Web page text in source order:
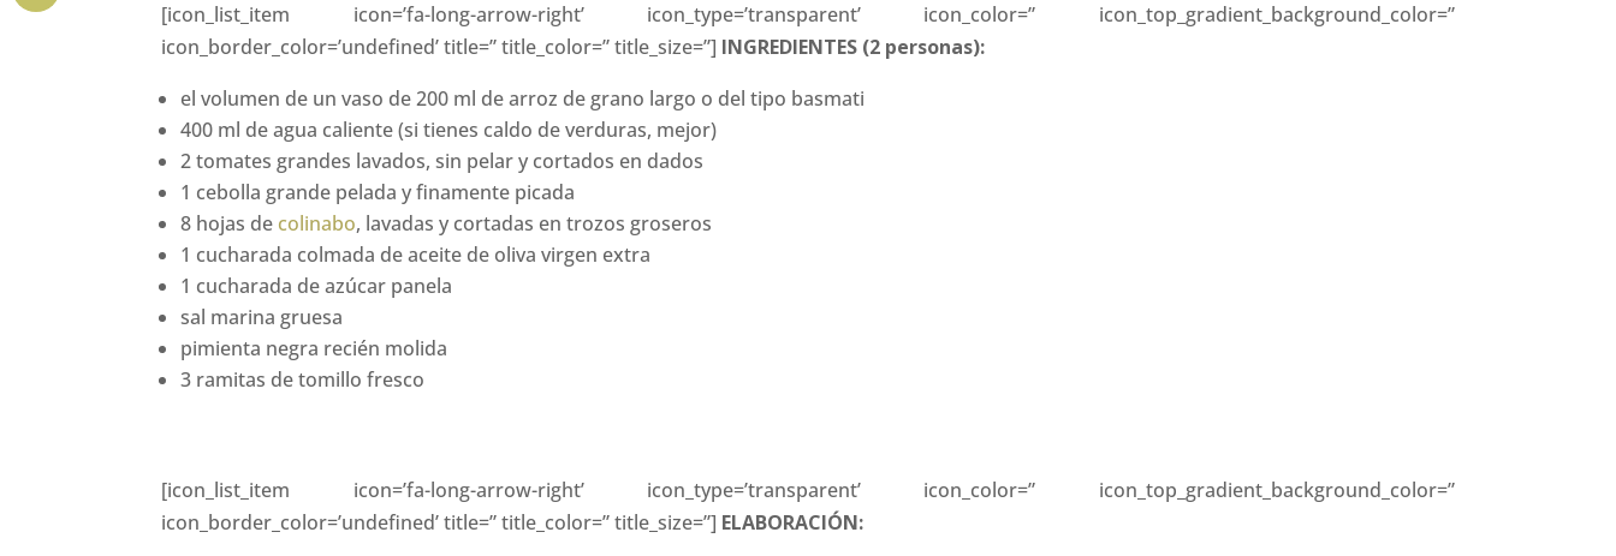
[icon_list_item icon=’fa-long-arrow-right’ icon_type=’transparent’ icon_color=” icon_top_gradient_background_color=”
icon_border_color=’undefined’ title=” title_color=” title_size=”] INGREDIENTES (2 personas):
el volumen de un vaso de 200 ml de arroz de grano largo o del tipo basmati
400 ml de agua caliente (si tienes caldo de verduras, mejor)
2 tomates grandes lavados, sin pelar y cortados en dados
1 cebolla grande pelada y finamente picada
8 hojas de colinabo, lavadas y cortadas en trozos groseros
1 cucharada colmada de aceite de oliva virgen extra
1 cucharada de azúcar panela
sal marina gruesa
pimienta negra recién molida
3 ramitas de tomillo fresco
[icon_list_item icon=’fa-long-arrow-right’ icon_type=’transparent’ icon_color=” icon_top_gradient_background_color=”
icon_border_color=’undefined’ title=” title_color=” title_size=”] ELABORACIÓN: